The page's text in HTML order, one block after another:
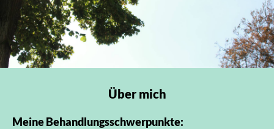
Über mich
Meine Behandlungsschwerpunkte: